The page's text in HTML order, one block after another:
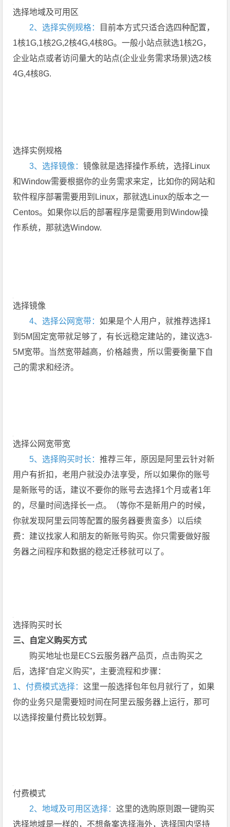
选择地域及可用区
2、选择实例规格：
目前本方式只适合选四种配置，
1核1G,1核2G,2核4G,4核8G。一般小站点就选1核2G，
企业站点或者访问量大的站点(企业业务需求场景)选2核
4G,4核8G.
选择实例规格
3、选择镜像：镜像就是选择操作系统，选择Linux
和Window需要根据你的业务需求来定，比如你的网站和
软件程序部署需要用到Linux，那就选Linux的版本之一
Centos。如果你以后的部署程序是需要用到Window操
作系统，那就选Window.
选择镜像
4、选择公网宽带：如果是个人用户，就推荐选择1
到5M固定宽带就足够了，有长远稳定建站的，建议选3-
5M宽带。当然宽带越高，价格越贵，所以需要衡量下自
己的需求和经济。
选择公网宽带宽
5、选择购买时长：推荐三年，原因是阿里云针对新
用户有折扣，老用户就没办法享受，所以如果你的账号
是新账号的话，建议不要你的账号去选择1个月或者1年
的，尽量时间选择长一点。（等你不是新用户的时候，
你就发现阿里云同等配置的服务器要贵蛮多）以后续
费：建议找家人和朋友的新账号购买。你只需要做好服
务器之间程序和数据的稳定迁移就可以了。
选择购买时长
三、自定义购买方式
购买地址也是ECS云服务器产品页，点击购买之
后，选择”自定义购买”，主要流程和步骤：
1、付费模式选择：这里一般选择包年包月就行了，如果
你的业务只是需要短时间在阿里云服务器上运行，那可
以选择按量付费比较划算。
付费模式
2、地域及可用区选择：这里的选购原则跟一键购买
选择地域是一样的，不想备案选择海外，选择国内坚持